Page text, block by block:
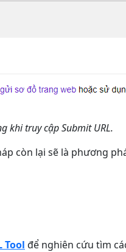
khi truy cập Submit URL.
còn lại sẽ là phương
Tool để nghiên cứu tìm